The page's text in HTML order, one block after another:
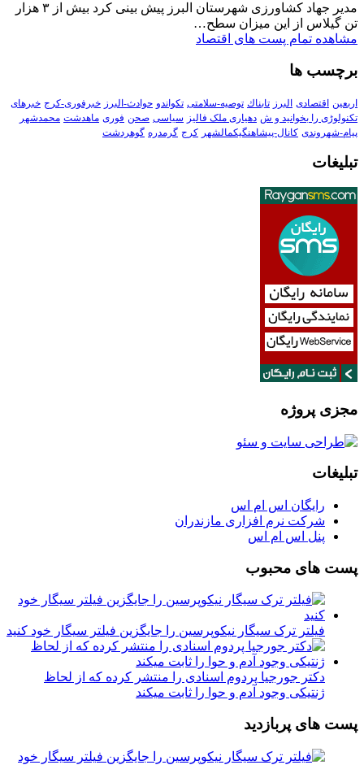
مدیر جهاد کشاورزی شهرستان البرز پیش بینی کرد بیش از ۳ هزار
تن گیلاس از این میزان سطح…
مشاهده تمام پست های اقتصاد
برچسب ها
اربعین اقتصادی البرز تابناك توصیه-سلامتی تکواندو حوادث-البرز خبرفوری-کرج خبرهای
تکنولوڑی را بخوانید و ش دهیاری ملک فالیز سیاسی صحن فوری ماهدشت محمدشهر
پیام-شهروندی کانال-پیشاهنگیکمالشهر کرج گرمدره گوهردشت
تبلیغات
مجزی پروژه
تبلیغات
رایگان اس ام اس
شرکت نرم افزاری مازندران
پنل اس ام اس
پست های محبوب
فیلتر ترک سیگار نیکوپرسین را جایگزین فیلتر سیگار خود کنید
دکتر جورجیا پردوم اسنادی را منتشر کرده که از لحاظ
ژنتیکی وجود آدم و حوا را ثابت میکند
پست های پربازدید